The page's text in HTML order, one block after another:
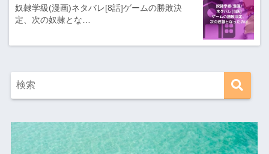
奴隷学級(漫画)ネタバレ[8話]ゲームの勝敗決
定、次の奴隷とな…